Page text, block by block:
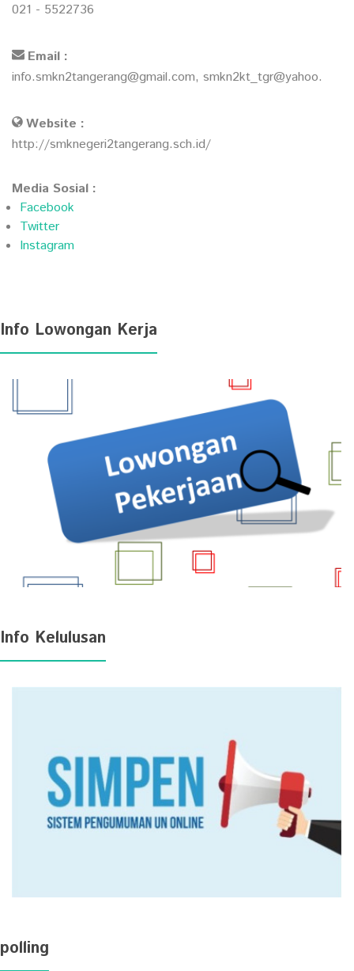
021 - 5522736
Email :
info.smkn2tangerang@gmail.com, smkn2kt_tgr@yahoo.
Website :
http://smknegeri2tangerang.sch.id/
Media Sosial :
Facebook
Twitter
Instagram
Info Lowongan Kerja
Info Kelulusan
polling